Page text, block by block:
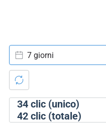
34clic (unico)
42clic (totale)
7 giorni